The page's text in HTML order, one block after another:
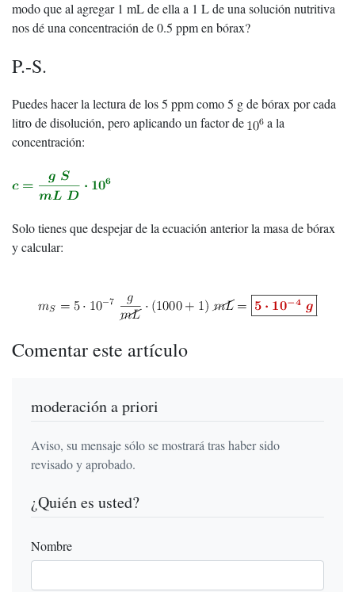
modo que al agregar 1 mL de ella a 1 L de una solución nutritiva
nos dé una concentración de 0.5 ppm en bórax?
P.-S.
Puedes hacer la lectura de los 5 ppm como 5 g de bórax por cada
litro de disolución, pero aplicando un factor de
a la
concentración:
Solo tienes que despejar de la ecuación anterior la masa de bórax
y calcular:
Comentar este artículo
moderación a priori
Aviso, su mensaje sólo se mostrará tras haber sido
revisado y aprobado.
¿Quién es usted?
Nombre